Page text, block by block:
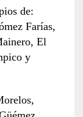
de:
Farías,
El
y